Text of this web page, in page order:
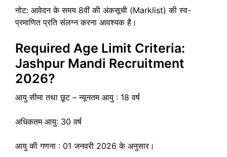
नोट: आवेदन के समय 8वीं की अंकसूची (Marklist) की स्व-
प्रमाणित प्रति संलग्न करना आवश्यक है।
Required Age Limit Criteria:
Jashpur Mandi Recruitment
2026?
आयु सीमा तथा छूट – न्यूनतम आयु : 18 वर्ष
अधिकतम आयु: 30 वर्ष
आयु की गणना : 01 जनवरी 2026 के अनुसार।